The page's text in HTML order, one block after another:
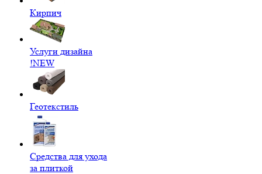
Кирпич
Услуги дизайна
!NEW
Геотекстиль
Средства для ухода
за плиткой